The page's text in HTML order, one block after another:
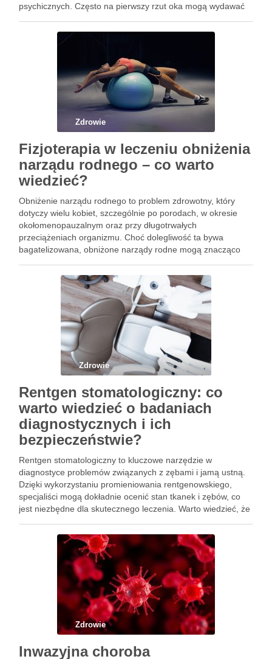
psychicznych. Często na pierwszy rzut oka mogą wydawać
Zdrowie
Fizjoterapia w leczeniu obniżenia
narządu rodnego – co warto
wiedzieć?
Obniżenie narządu rodnego to problem zdrowotny, który
dotyczy wielu kobiet, szczególnie po porodach, w okresie
okołomenopauzalnym oraz przy długotrwałych
przeciążeniach organizmu. Choć dolegliwość ta bywa
bagatelizowana, obniżone narządy rodne mogą znacząco
funkcjonowanie układu moczowo-płciowego. Współczesna
medycyna coraz częściej podkreśla rolę fizjoterapii jako
Zdrowie
Rentgen stomatologiczny: co
warto wiedzieć o badaniach
diagnostycznych i ich
bezpieczeństwie?
Rentgen stomatologiczny to kluczowe narzędzie w
diagnostyce problemów związanych z zębami i jamą ustną.
Dzięki wykorzystaniu promieniowania rentgenowskiego,
specjaliści mogą dokładnie ocenić stan tkanek i zębów, co
jest niezbędne dla skutecznego leczenia. Warto wiedzieć, że
nich dostosowany do różnych potrzeb klinicznych, od
diagnostyki …
Zdrowie
Inwazyjna choroba